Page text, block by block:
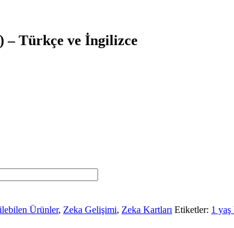
– Türkçe ve İngilizce
Ürünler, Zeka Gelişimi, Zeka Kartları Etiketler: 1 yaş